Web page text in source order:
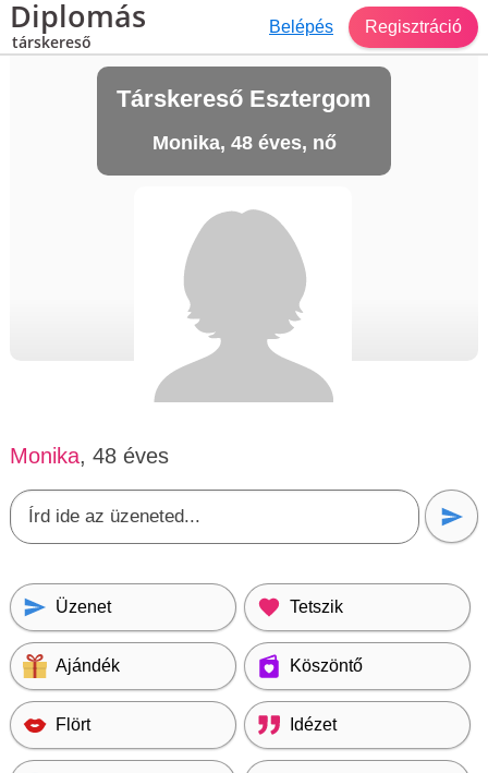
Diplomás
társkereső
Belépés Regisztráció
Társkereső Esztergom
Monika, 48 éves, nő
Monika, 48 éves
Üzenet Tetszik
Ajándék Köszöntő
Flört Idézet